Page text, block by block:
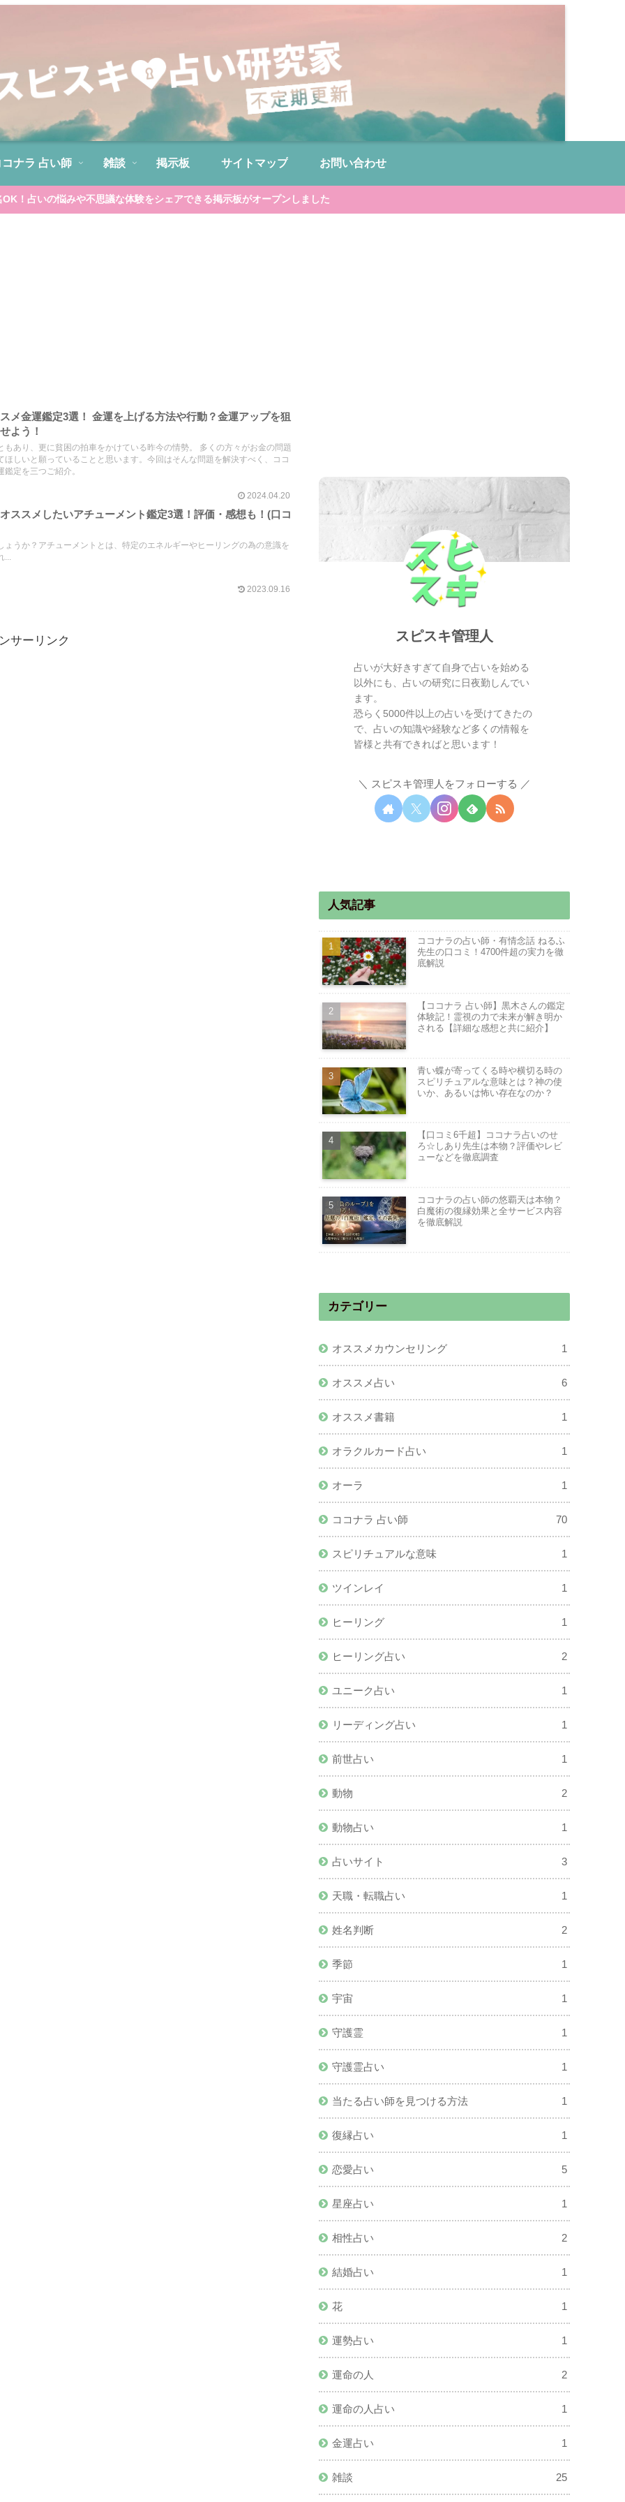
ナラ 占い師 雑談 掲示板 サイトマップ お問い合わせ
OK！占いの悩みや不思議な体験をシェアできる掲示板がオープンしました
メ金運鑑定3選！ 金運を上げる方法や行動？金運アップを狙
よう！
もあり、更に貧困の拍車をかけている昨今の情勢。 多くの方々がお金の問題
ほしいと願っていることと思います。今回はそんな問題を解決すべく、ココ
定を三つご紹介。
2024.04.20
ススメしたいアチューメント鑑定3選！評価・感想も！(口コ
ょうか？アチューメントとは、特定のエネルギーやヒーリングの為の意識を
...
2023.09.16
サーリンク スピスキ管理人
占いが大好きすぎて自身で占いを始める
以外にも、占いの研究に日夜勤しんでい
ます。
恐らく5000件以上の占いを受けてきたの
で、占いの知識や経験など多くの情報を
皆様と共有できればと思います！
スピスキ管理人をフォローする
人気記事
ココナラの占い師・有情念話 ねるふ
先生の口コミ！4700件超の実力を徹
底解説
【ココナラ 占い師】黒木さんの鑑定
体験記！霊視の力で未来が解き明か
される【詳細な感想と共に紹介】
青い蝶が寄ってくる時や横切る時の
スピリチュアルな意味とは？神の使
いか、あるいは怖い存在なのか？
【口コミ6千超】ココナラ占いのせ
ろ☆しあり先生は本物？評価やレビ
ューなどを徹底調査
ココナラの占い師の悠覇天は本物？
白魔術の復縁効果と全サービス内容
を徹底解説
カテゴリー
オススメカウンセリング 1
オススメ占い 6
オススメ書籍 1
オラクルカード占い 1
オーラ 1
ココナラ 占い師 70
スピリチュアルな意味 1
ツインレイ 1
ヒーリング 1
ヒーリング占い 2
ユニーク占い 1
リーディング占い 1
前世占い 1
動物 2
動物占い 1
占いサイト 3
天職・転職占い 1
姓名判断 2
季節 1
宇宙 1
守護霊 1
守護霊占い 1
当たる占い師を見つける方法 1
復縁占い 1
恋愛占い 5
星座占い 1
相性占い 2
結婚占い 1
花 1
運勢占い 1
運命の人 2
運命の人占い 1
金運占い 1
雑談 25